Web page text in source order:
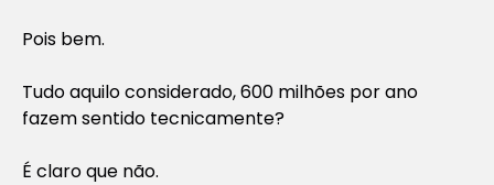
Pois bem.
Tudo aquilo considerado, 600 milhões por ano
fazem sentido tecnicamente?
É claro que não.